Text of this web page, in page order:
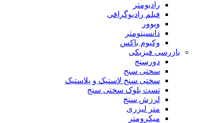
رادیومتر
فیلم رادیوگرافی
ویوور
دانسیتومتر
وکیوم باکس
بازرسی فیزیکی
دورسنج
سختی سنج
سختی سنج لاستیک و پلاستیک
تست بلوک سختی سنج
لرزش سنج
متر لیزری
میکرومتر